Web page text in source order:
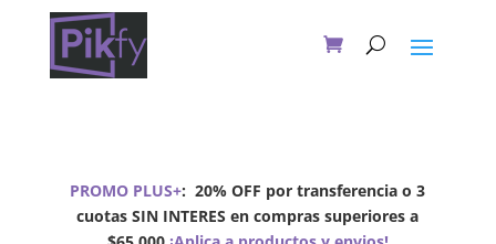
PROMO PLUS+:20% OFF por transferencia o 3
cuotas SIN INTERES en compras superiores a